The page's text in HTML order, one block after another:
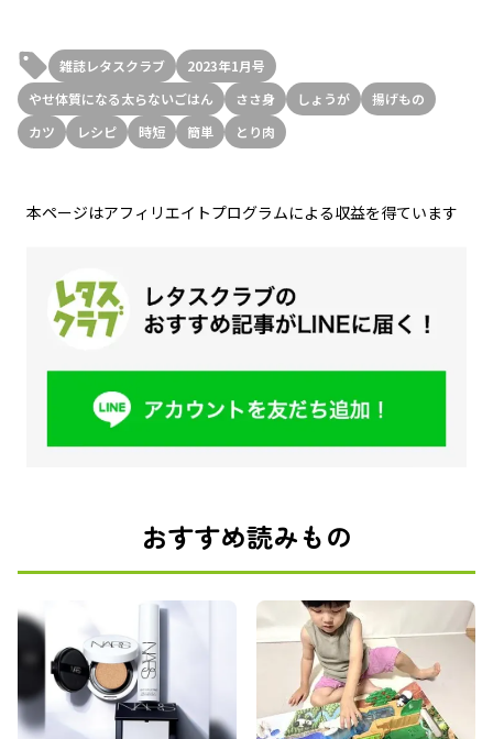
雑誌レタスクラブ
2023年1月号
やせ体質になる太らないごはん
ささ身 しょうが
揚げもの
カツ
レシピ 時短 簡単 とり肉
本ページはアフィリエイトプログラムによる収益を得ています
おすすめ読みもの